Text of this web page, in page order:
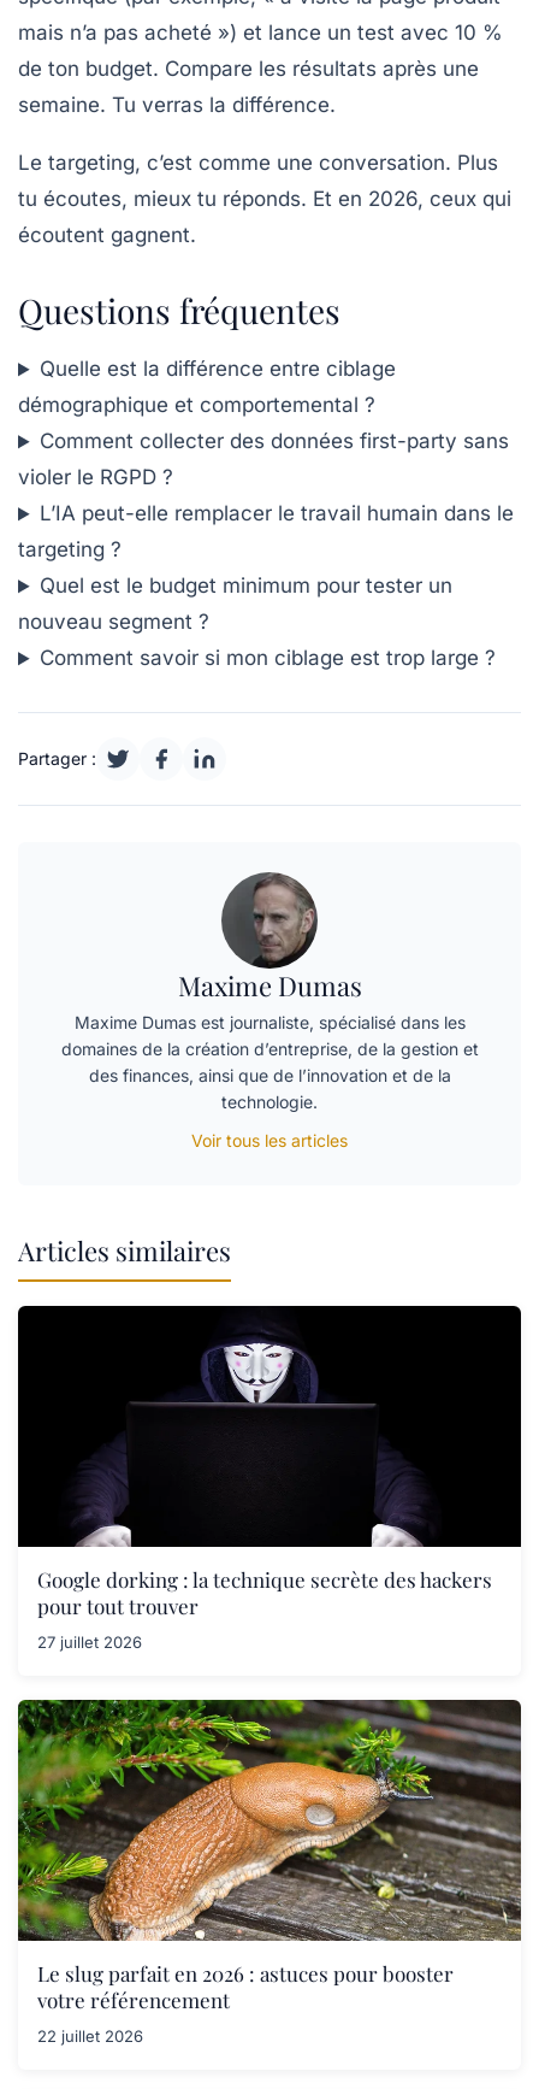
mais n’a pas acheté ») et lance un test avec 10 %
de ton budget. Compare les résultats après une
semaine. Tu verras la différence.
Le targeting, c’est comme une conversation. Plus
tu écoutes, mieux tu réponds. Et en 2026, ceux qui
écoutent gagnent.
Questions fréquentes
Quelle est la différence entre ciblage
démographique et comportemental ?
Comment collecter des données first-party sans
violer le RGPD ?
L’IA peut-elle remplacer le travail humain dans le
targeting ?
Quel est le budget minimum pour tester un
nouveau segment ?
Comment savoir si mon ciblage est trop large ?
Partager :
Maxime Dumas
Maxime Dumas est journaliste, spécialisé dans les
domaines de la création d’entreprise, de la gestion et
des finances, ainsi que de l’innovation et de la
technologie.
Voir tous les articles
Articles similaires
Google dorking : la technique secrète des hackers
pour tout trouver
27 juillet 2026
Le slug parfait en 2026 : astuces pour booster
votre référencement
22 juillet 2026